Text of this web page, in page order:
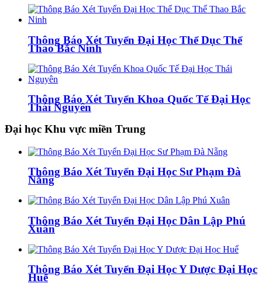
Thông Báo Xét Tuyển Đại Học Thể Dục Thể
Thao Bắc Ninh
Thông Báo Xét Tuyển Khoa Quốc Tế Đại Học
Thái Nguyên
Đại học Khu vực miền Trung
Thông Báo Xét Tuyển Đại Học Sư Phạm Đà
Nẵng
Thông Báo Xét Tuyển Đại Học Dân Lập Phú
Xuân
Thông Báo Xét Tuyển Đại Học Y Dược Đại Học
Huế